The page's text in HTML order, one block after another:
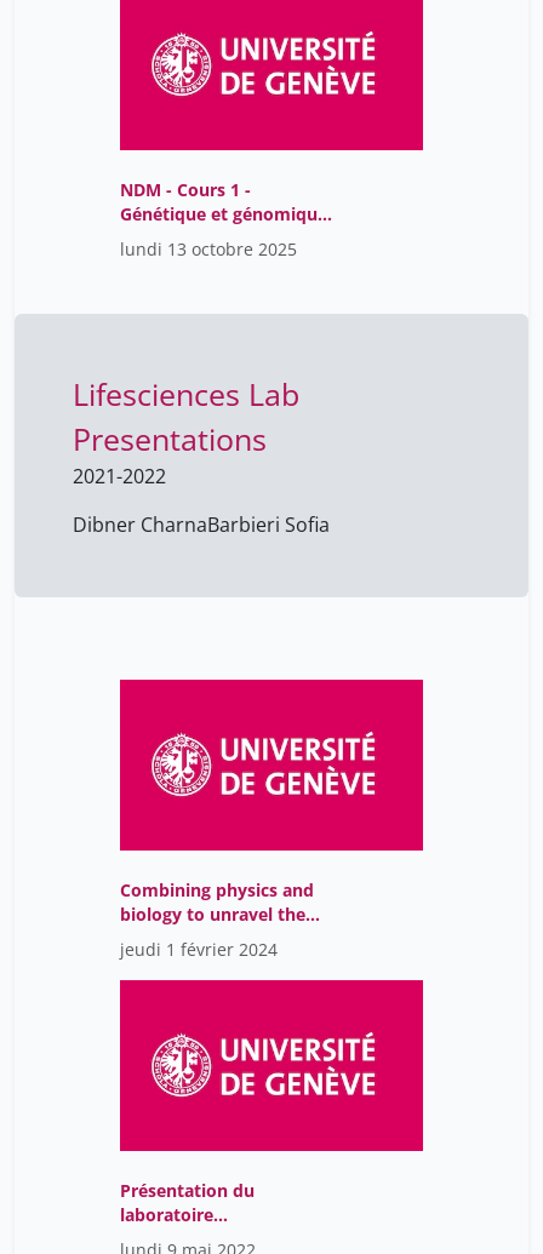
NDM - Cours 1 -
Génétique et génomique
humaine
lundi 13 octobre 2025
Lifesciences Lab
Presentations
2021-2022
Dibner CharnaBarbieri Sofia
Combining physics and
biology to unravel the
mechanisms of
intracellular gradient
establishment
jeudi 1 février 2024
Présentation du
laboratoire
d’endocrinologie et